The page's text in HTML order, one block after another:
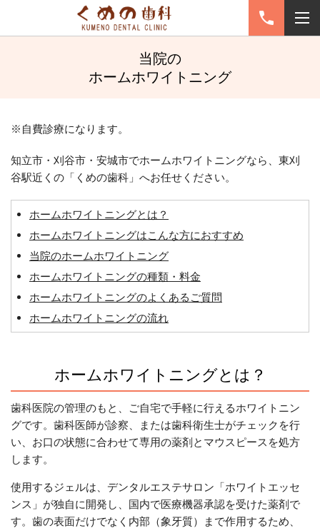
当院の
ホームホワイトニング
※自費診療になります。
知立市・刈谷市・安城市でホームホワイトニングなら、東刈
谷駅近くの「くめの歯科」へお任せください。
ホームホワイトニングとは？
ホームホワイトニングはこんな方におすすめ
当院のホームホワイトニング
ホームホワイトニングの種類・料金
ホームホワイトニングのよくあるご質問
ホームホワイトニングの流れ
ホームホワイトニングとは？
歯科医院の管理のもと、ご自宅で手軽に行えるホワイトニン
グです。歯科医師が診察、または歯科衛生士がチェックを行
い、お口の状態に合わせて専用の薬剤とマウスピースを処方
します。
使用するジェルは、デンタルエステサロン「ホワイトエッセ
ンス」が独自に開発し、国内で医療機器承認を受けた薬剤で
す。歯の表面だけでなく内部（象牙質）まで作用するため、